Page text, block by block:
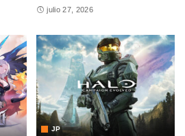
julio 27, 2026
JP